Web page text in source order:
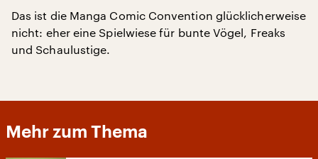
Das ist die Manga Comic Convention glücklicherweise
nicht: eher eine Spielwiese für bunte Vögel, Freaks
und Schaulustige.
Mehr zum Thema